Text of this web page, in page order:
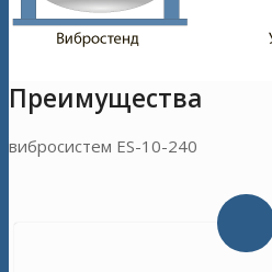
Преимущества
вибросистем ES-10-240